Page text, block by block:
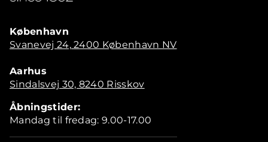
København
Svanevej 24, 2400 København NV
Aarhus
Sindalsvej 30, 8240 Risskov
Åbningstider:
Mandag til fredag: 9.00-17.00